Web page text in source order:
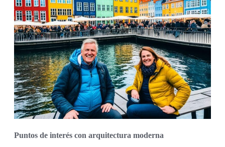
Puntos de interés con arquitectura moderna